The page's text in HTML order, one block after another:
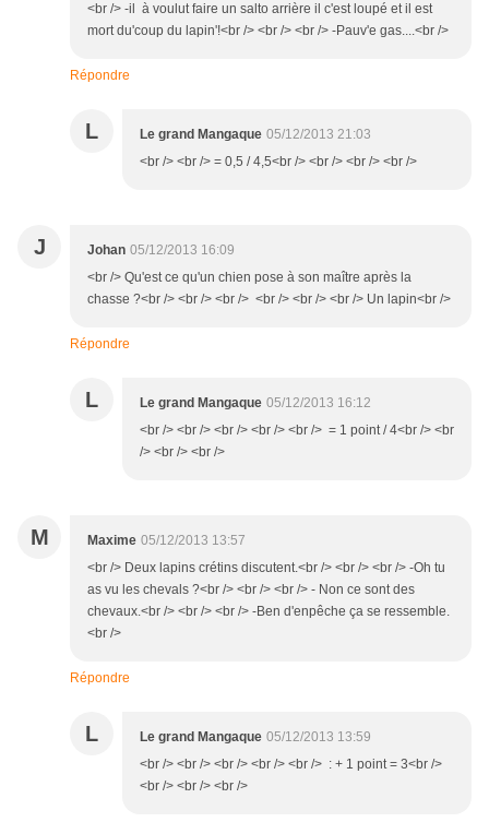
<br /> -il à voulut faire un salto arrière il c'est loupé et il est
mort du'coup du lapin'!<br /> <br /> <br /> -Pauv'e gas....<br />
Répondre
L Le grand Mangaque 05/12/2013 21:03
<br /> <br /> = 0,5 / 4,5<br /> <br /> <br /> <br />
J Johan 05/12/2013 16:09
<br /> Qu'est ce qu'un chien pose à son maître après la
chasse ?<br /> <br /> <br /> <br /> <br /> <br /> Un lapin<br />
Répondre
L Le grand Mangaque 05/12/2013 16:12
<br /> <br /> <br /> <br /> <br /> = 1 point / 4<br /> <br
/> <br /> <br />
M Maxime 05/12/2013 13:57
<br /> Deux lapins crétins discutent.<br /> <br /> <br /> -Oh tu
as vu les chevals ?<br /> <br /> <br /> - Non ce sont des
chevaux.<br /> <br /> <br /> -Ben d'enpêche ça se ressemble.
<br />
Répondre
L Le grand Mangaque 05/12/2013 13:59
<br /> <br /> <br /> <br /> <br /> : + 1 point = 3<br />
<br /> <br /> <br />